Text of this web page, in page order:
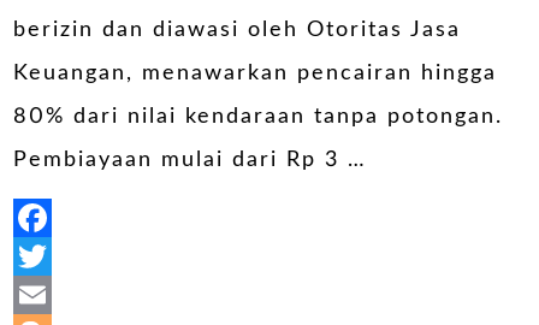
berizin dan diawasi oleh Otoritas Jasa
Keuangan, menawarkan pencairan hingga
80% dari nilai kendaraan tanpa potongan.
Pembiayaan mulai dari Rp 3 …
Facebook
Twitter